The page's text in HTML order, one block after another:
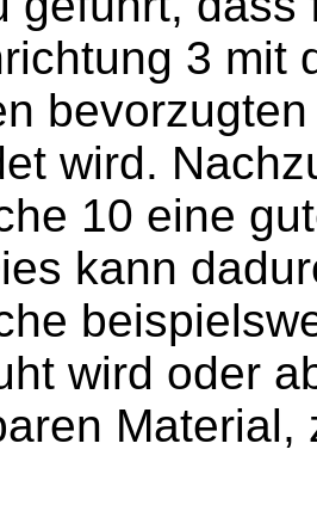
3 mit
wird.
10 eine
kann
wird oder
Material,